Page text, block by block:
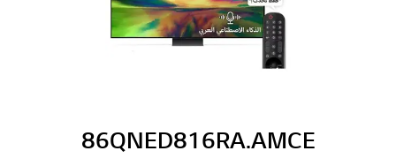
86QNED816RA.AMCE